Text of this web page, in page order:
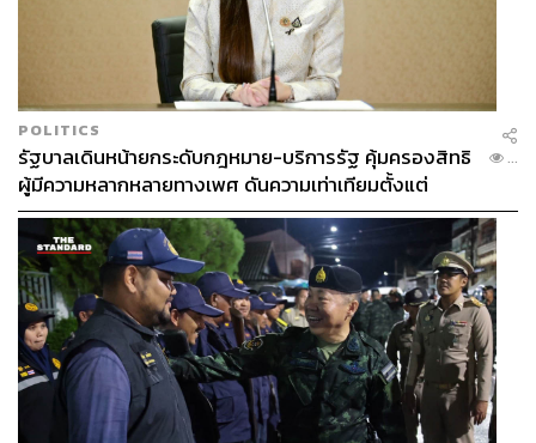
POLITICS
รัฐบาลเดินหน้ายกระดับกฎหมาย-บริการรัฐ คุ้มครองสิทธิ
ผู้มีความหลากหลายทางเพศ ดันความเท่าเทียมตั้งแต่
หลักสูตรในห้องเรียนถึงที่ทำงาน
...